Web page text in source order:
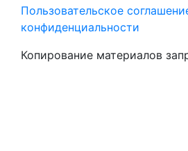
Пользовательское
конфиденциальности
Копирование материалов